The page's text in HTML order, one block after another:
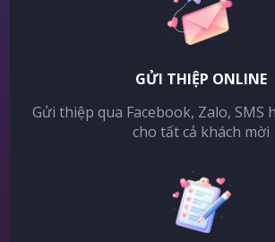
GỬI THIỆP ONLINE
Gửi thiệp qua Facebook, Zalo, SMS
cho tất cả khách mời